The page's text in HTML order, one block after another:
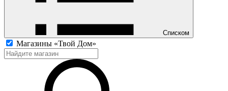
Списком
Магазины «Твой Дом»